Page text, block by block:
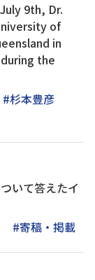
9th, Dr.
of
in
the
#杉本豊彦
いて答えたイ
#寄稿・掲載